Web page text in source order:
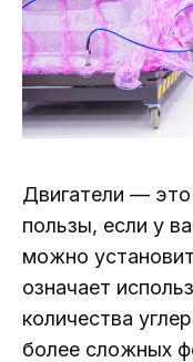
Двигатели —
пользы, если у
можно
означает
количества
более сложных